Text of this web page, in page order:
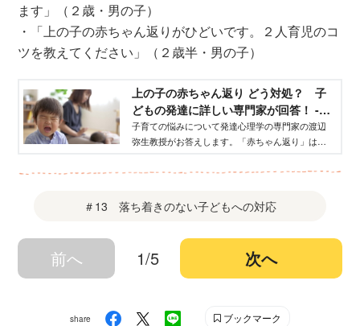
ます」（２歳・男の子）
・「上の子の赤ちゃん返りがひどいです。２人育児のコ
ツを教えてください」（２歳半・男の子）
上の子の赤ちゃん返り どう対処？ 子
どもの発達に詳しい専門家が回答！ -
げんき
子育ての悩みについて発達心理学の専門家の渡辺
弥生教授がお答えします。「赤ちゃん返り」は、
れたことなどをきっかけに、幼児がまるで赤ちゃ
ミルクやおむつを欲しがる、指しゃぶりをする、
過剰に甘えるなど、行動はさまざまです。
＃13 落ち着きのない子どもへの対応
前へ 1/5 次へ
share ブックマーク